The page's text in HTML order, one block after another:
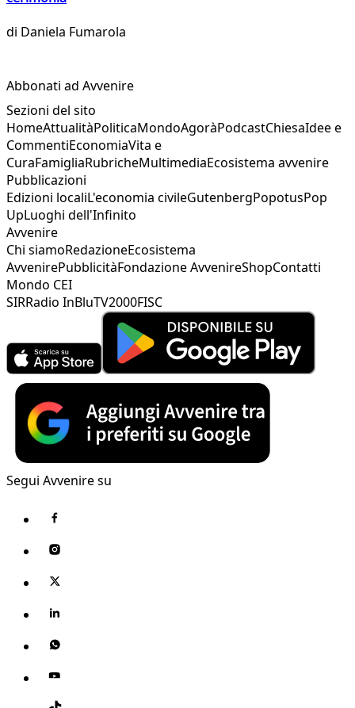
di Daniela Fumarola
Abbonati ad Avvenire
Sezioni del sito
HomeAttualitàPoliticaMondoAgoràPodcastChiesaIdee e
CommentiEconomiaVita e
CuraFamigliaRubricheMultimediaEcosistema avvenire
Pubblicazioni
Edizioni localiL'economia civileGutenbergPopotusPop
UpLuoghi dell'Infinito
Avvenire
Chi siamoRedazioneEcosistema
AvvenirePubblicitàFondazione AvvenireShopContatti
Mondo CEI
SIRRadio InBluTV2000FISC
Segui Avvenire su